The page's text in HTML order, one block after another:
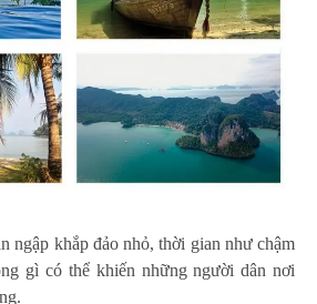
ngập khắp đảo nhỏ, thời gian như chậm
gì có thể khiến những người dân nơi